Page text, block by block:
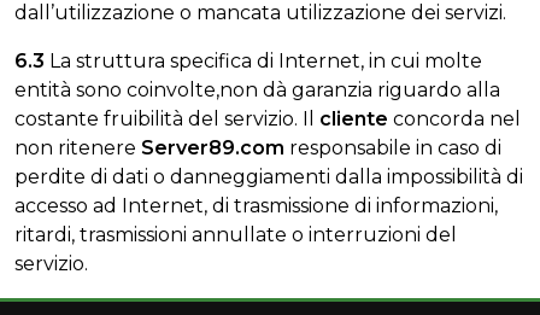
dall’utilizzazione o mancata utilizzazione dei servizi.
6.3 La struttura specifica di Internet, in cui molte
entità sono coinvolte,non dà garanzia riguardo alla
costante fruibilità del servizio. Il cliente concorda nel
non ritenere Server89.com responsabile in caso di
perdite di dati o danneggiamenti dalla impossibilità di
accesso ad Internet, di trasmissione di informazioni,
ritardi, trasmissioni annullate o interruzioni del
servizio.